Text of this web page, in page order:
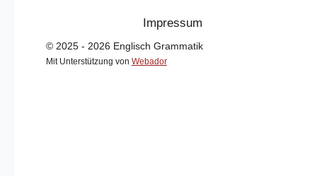
Impressum
© 2025 - 2026 Englisch Grammatik
Mit Unterstützung von Webador